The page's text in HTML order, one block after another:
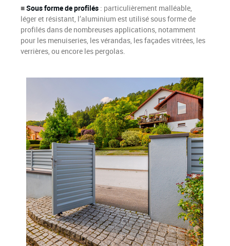
■Sous forme de profilés : particulièrement malléable,
léger et résistant, l’aluminium est utilisé sous forme de
profilés dans de nombreuses applications, notamment
pour les menuiseries, les vérandas, les façades vitrées, les
verrières, ou encore les pergolas.